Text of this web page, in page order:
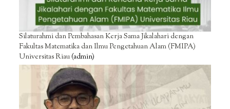
Silaturahmi dan Pembahasan Kerja Sama Jikalahari dengan
Fakultas Matematika dan Ilmu Pengetahuan Alam (FMIPA)
Universitas Riau(admin)